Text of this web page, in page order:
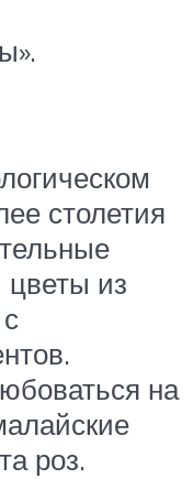
столетия
цветы из
на
роз.